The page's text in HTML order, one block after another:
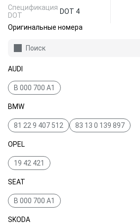
Спецификация
DOT
DOT 4
Оригинальные номера
Поиск
AUDI
B 000 700 A1
BMW
81 22 9 407 512 83 13 0 139 897
OPEL
19 42 421
SEAT
B 000 700 A1
SKODA